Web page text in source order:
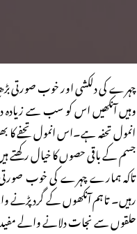
چہرے کی دلکشی اور خوب صورتی
وہیں آنکھیں اس کو سب سے زیادہ
انمول تحفہ ہے۔اس انمول تحفے
جسم کے باقی حصوں کا خیال رکھتے
تاکہ ہمارے چہرے کی خوب
رہیں۔ تاہم آنکھوں کے گرد پڑنے
حلقوں سے نجات دلانے والے